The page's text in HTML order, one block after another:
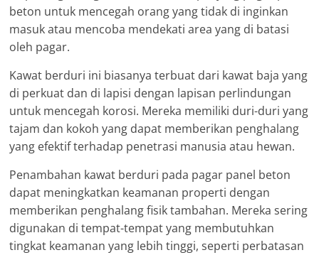
beton untuk mencegah orang yang tidak di inginkan
masuk atau mencoba mendekati area yang di batasi
oleh pagar.
Kawat berduri ini biasanya terbuat dari kawat baja yang
di perkuat dan di lapisi dengan lapisan perlindungan
untuk mencegah korosi. Mereka memiliki duri-duri yang
tajam dan kokoh yang dapat memberikan penghalang
yang efektif terhadap penetrasi manusia atau hewan.
Penambahan kawat berduri pada pagar panel beton
dapat meningkatkan keamanan properti dengan
memberikan penghalang fisik tambahan. Mereka sering
digunakan di tempat-tempat yang membutuhkan
tingkat keamanan yang lebih tinggi, seperti perbatasan